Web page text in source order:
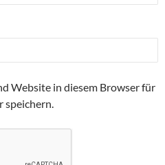
Website in diesem Browser für